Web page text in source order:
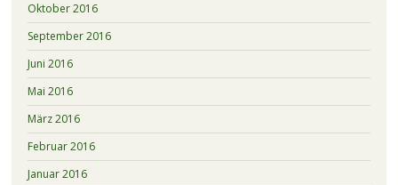
Oktober 2016
September 2016
Juni 2016
Mai 2016
März 2016
Februar 2016
Januar 2016